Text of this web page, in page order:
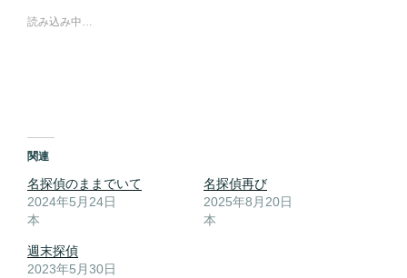
読み込み中…
関連
名探偵のままでいて
2024年5月24日
本
名探偵再び
2025年8月20日
本
週末探偵
2023年5月30日